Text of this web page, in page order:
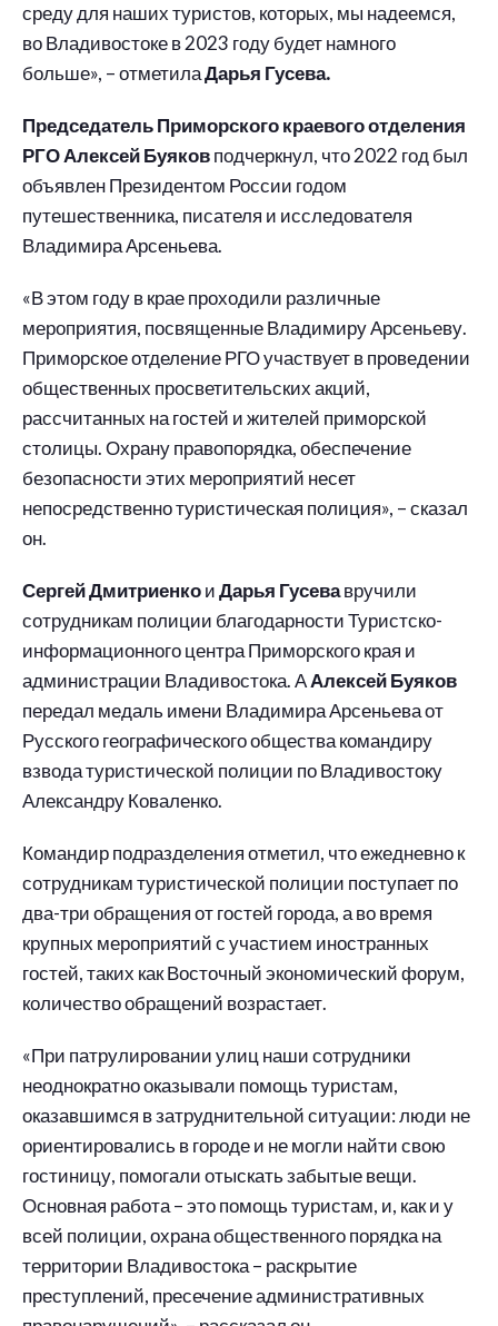
среду для наших туристов, которых, мы надеемся,
во Владивостоке в 2023 году будет намного
больше», – отметилаДарья Гусева.
Председатель Приморского краевого отделения
РГО Алексей Буяковподчеркнул, что 2022 год был
объявлен Президентом России годом
путешественника, писателя и исследователя
Владимира Арсеньева.
«В этом году в крае проходили различные
мероприятия, посвященные Владимиру Арсеньеву.
Приморское отделение РГО участвует в проведении
общественных просветительских акций,
рассчитанных на гостей и жителей приморской
столицы. Охрану правопорядка, обеспечение
безопасности этих мероприятий несет
непосредственно туристическая полиция», – сказал
он.
Сергей ДмитриенкоиДарья Гусевавручили
сотрудникам полиции благодарности Туристско-
информационного центра Приморского края и
администрации Владивостока. ААлексей Буяков
передал медаль имени Владимира Арсеньева от
Русского географического общества командиру
взвода туристической полиции по Владивостоку
Александру Коваленко.
Командир подразделения отметил, что ежедневно к
сотрудникам туристической полиции поступает по
два-три обращения от гостей города, а во время
крупных мероприятий с участием иностранных
гостей, таких как Восточный экономический форум,
количество обращений возрастает.
«При патрулировании улиц наши сотрудники
неоднократно оказывали помощь туристам,
оказавшимся в затруднительной ситуации: люди не
ориентировались в городе и не могли найти свою
гостиницу, помогали отыскать забытые вещи.
Основная работа – это помощь туристам, и, как и у
всей полиции, охрана общественного порядка на
территории Владивостока – раскрытие
преступлений, пресечение административных